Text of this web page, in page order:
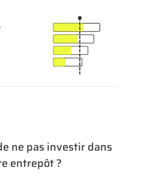
ne pas investir dans
entrepôt ?